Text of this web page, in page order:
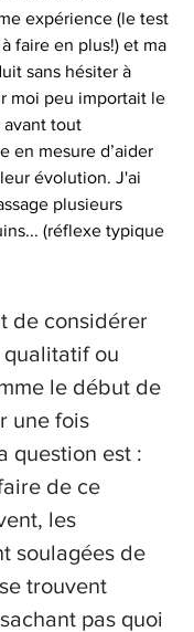
expérience (le test
faire en plus!) et ma
sans hésiter à
moi peu importait le
avant tout
en mesure d’aider
évolution. J'ai
plusieurs
(réflexe typique
de considérer
ou
le début de
une fois
question est :
de ce
les
soulagées de
trouvent
pas quoi